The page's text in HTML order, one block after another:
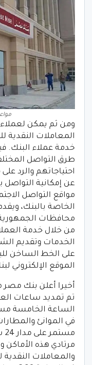
ومن ثم يمكن
المعاملات النقدية
خدمة عملاء البنك.
طرق التواصل
احتياجاتهم والرد
عن إمكانية
مواقع التواصل
الخاصة بالبنك،
محافظات
من خلال خدمة
الخدمات وتقديم
الموقع الإلكتروني
أخيرا أعلن بنك
تم تمديد ساعات
الساعة الخامسة
في الموانئ
مرتادي هذه الأماكن
والمعاملات النقدية